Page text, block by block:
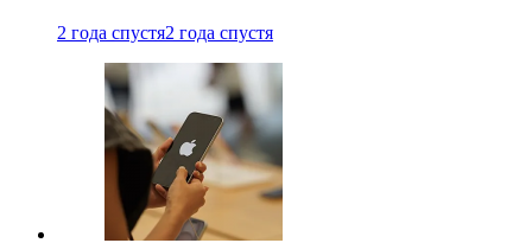
2 года спустя2 года спустя